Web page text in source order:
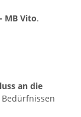
MB Vito.
an die